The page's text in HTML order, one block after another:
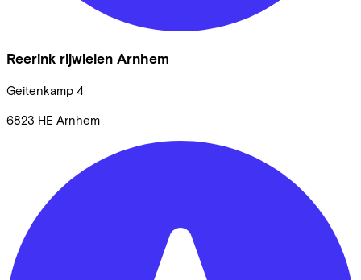
Reerink rijwielen Arnhem
Geitenkamp 4
6823 HE Arnhem